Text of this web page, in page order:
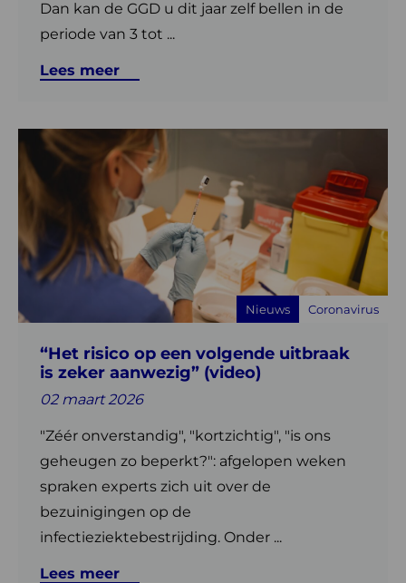
Dan kan de GGD u dit jaar zelf bellen in de
periode van 3 tot ...
Lees meer
“Het risico op een volgende uitbraak
is zeker aanwezig” (video)
02 maart 2026
"Zéér onverstandig", "kortzichtig", "is ons
geheugen zo beperkt?": afgelopen weken
spraken experts zich uit over de
bezuinigingen op de
infectieziektebestrijding. Onder ...
Lees meer
Nieuws Coronavirus
Lees
meer
over
“Het
risico
op
een
uitbraak
zeker
aanwezig”
(video)